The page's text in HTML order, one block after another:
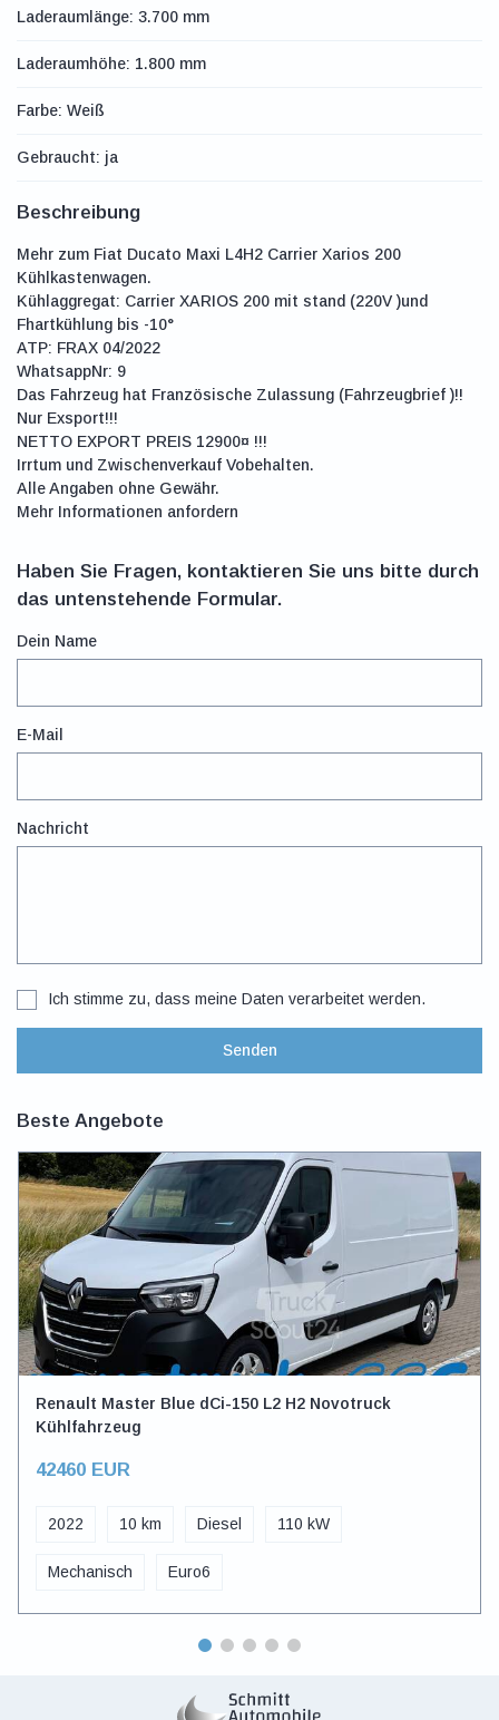
Laderaumlänge: 3.700 mm
Laderaumhöhe: 1.800 mm
Farbe: Weiß
Gebraucht: ja
Beschreibung
Mehr zum Fiat Ducato Maxi L4H2 Carrier Xarios 200
Kühlkastenwagen.
Kühlaggregat: Carrier XARIOS 200 mit stand (220V )und
Fhartkühlung bis -10°
ATP: FRAX 04/2022
WhatsappNr: 9
Das Fahrzeug hat Französische Zulassung (Fahrzeugbrief )!!
Nur Exsport!!!
NETTO EXPORT PREIS 12900¤ !!!
Irrtum und Zwischenverkauf Vobehalten.
Alle Angaben ohne Gewähr.
Mehr Informationen anfordern
Haben Sie Fragen, kontaktieren Sie uns bitte durch
das untenstehende Formular.
Dein Name
E-Mail
Nachricht
Ich stimme zu, dass meine Daten verarbeitet werden.
Senden
Beste Angebote
Renault Master Blue dCi-150 L2 H2 Novotruck
Kühlfahrzeug
42460 EUR
2022 10 km Diesel 110 kW
Mechanisch Euro6